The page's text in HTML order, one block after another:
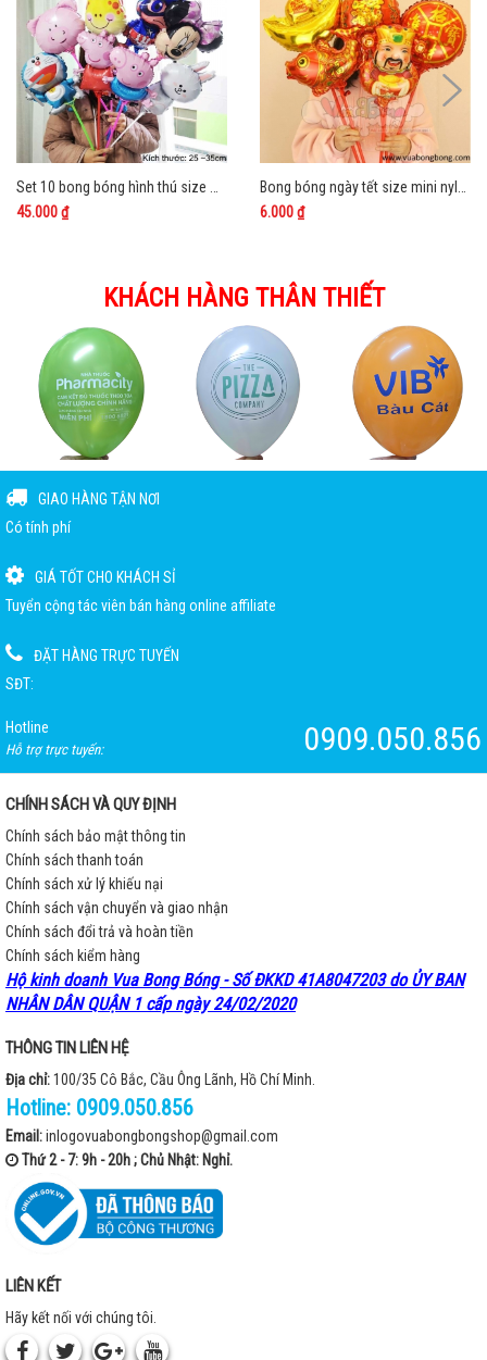
45.000 ₫
6.000 ₫
KHÁCH HÀNG THÂN THIẾT
GIAO HÀNG TẬN NƠI
Có tính phí
GIÁ TỐT CHO KHÁCH SỈ
Tuyển cộng tác viên bán hàng online affiliate
ĐẶT HÀNG TRỰC TUYẾN
SĐT:
Hotline
Hỗ trợ trực tuyến: 0909.050.856
CHÍNH SÁCH VÀ QUY ĐỊNH
Chính sách bảo mật thông tin
Chính sách thanh toán
Chính sách xử lý khiếu nại
Chính sách vận chuyển và giao nhận
Chính sách đổi trả và hoàn tiền
Chính sách kiểm hàng
Hộ kinh doanh Vua Bong Bóng - Số ĐKKD 41A8047203 do ỦY BAN
NHÂN DÂN QUẬN 1 cấp ngày 24/02/2020
THÔNG TIN LIÊN HỆ
Địa chỉ:100/35 Cô Bắc, Cầu Ông Lãnh, Hồ Chí Minh.
Hotline: 0909.050.856
Email:inlogovuabongbongshop@gmail.com
Thứ 2 - 7: 9h - 20h ; Chủ Nhật: Nghỉ.
LIÊN KẾT
Hãy kết nối với chúng tôi.